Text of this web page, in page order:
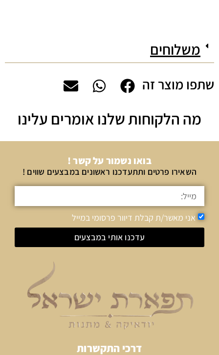
משלוחים
שתפו מוצר זה
מה הלקוחות שלנו אומרים עלינו
בואו נשמור על קשר !
השאירו פרטים ותתעדכנו ראשונים במבצעים שווים !
אני מאשר/ת קבלת דיוור פרסומי במייל
עדכנו אותי במבצעים
דרכי התקשרות